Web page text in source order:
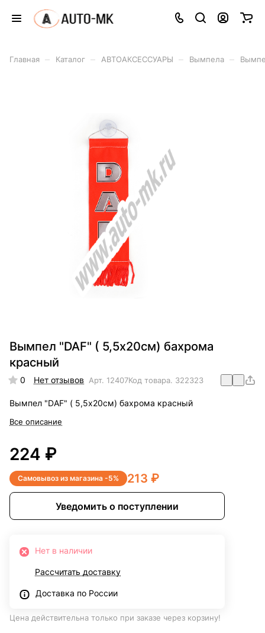
Главная Каталог АВТОАКСЕССУАРЫ Вымпела
Вымпел "DAF" ( 5,5х20см) бахрома
красный
0 Нет отзывов Арт. 12407Код товара. 322323
Вымпел "DAF" ( 5,5х20см) бахрома красный
Все описание
224 ₽
Самовывоз из магазина -5% 213 ₽
Уведомить о поступлении
Нет в наличии
Рассчитать доставку
Доставка по России
Цена действительна только при заказе через корзину!